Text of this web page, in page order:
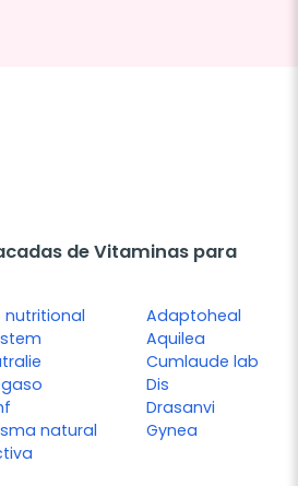
de Vitaminas para
nutritional
natural
Adaptoheal
Aquilea
Cumlaude lab
Dis
Drasanvi
Gynea